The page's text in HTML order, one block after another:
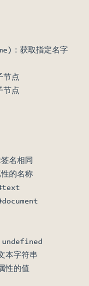
：获取指定名字
点
点
名相同
的名称
undefined
本字符串
性的值